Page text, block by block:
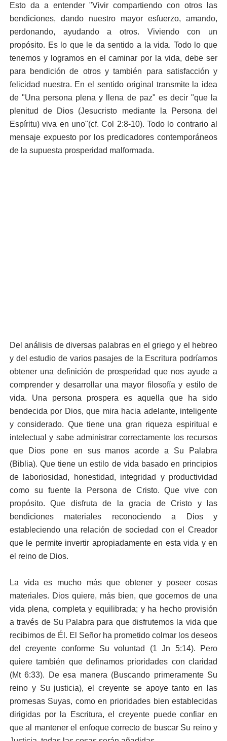
Esto da a entender "Vivir compartiendo con otros las
bendiciones, dando nuestro mayor esfuerzo, amando,
perdonando, ayudando a otros. Viviendo con un
propósito. Es lo que le da sentido a la vida. Todo lo que
tenemos y logramos en el caminar por la vida, debe ser
para bendición de otros y también para satisfacción y
felicidad nuestra. En el sentido original transmite la idea
de "Una persona plena y llena de paz" es decir "que la
plenitud de Dios (Jesucristo mediante la Persona del
Espíritu) viva en uno"(cf. Col 2:8-10). Todo lo contrario al
mensaje expuesto por los predicadores contemporáneos
de la supuesta prosperidad malformada.
Del análisis de diversas palabras en el griego y el hebreo
y del estudio de varios pasajes de la Escritura podríamos
obtener una definición de prosperidad que nos ayude a
comprender y desarrollar una mayor filosofía y estilo de
vida. Una persona prospera es aquella que ha sido
bendecida por Dios, que mira hacia adelante, inteligente
y considerado. Que tiene una gran riqueza espiritual e
intelectual y sabe administrar correctamente los recursos
que Dios pone en sus manos acorde a Su Palabra
(Biblia). Que tiene un estilo de vida basado en principios
de laboriosidad, honestidad, integridad y productividad
como su fuente la Persona de Cristo. Que vive con
propósito. Que disfruta de la gracia de Cristo y las
bendiciones materiales reconociendo a Dios y
estableciendo una relación de sociedad con el Creador
que le permite invertir apropiadamente en esta vida y en
el reino de Dios.
La vida es mucho más que obtener y poseer cosas
materiales. Dios quiere, más bien, que gocemos de una
vida plena, completa y equilibrada; y ha hecho provisión
a través de Su Palabra para que disfrutemos la vida que
recibimos de Él. El Señor ha prometido colmar los deseos
del creyente conforme Su voluntad (1 Jn 5:14). Pero
quiere también que definamos prioridades con claridad
(Mt 6:33). De esa manera (Buscando primeramente Su
reino y Su justicia), el creyente se apoye tanto en las
promesas Suyas, como en prioridades bien establecidas
dirigidas por la Escritura, el creyente puede confiar en
que al mantener el enfoque correcto de buscar Su reino y